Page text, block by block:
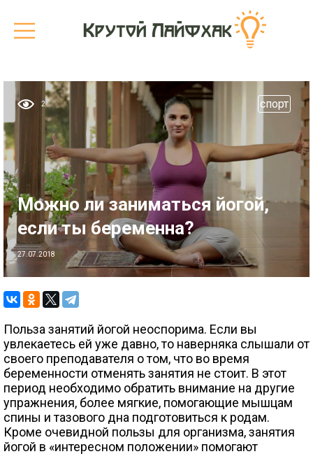
2 cпорт
Можно ли заниматься йогой,
если ты беременна?
27.07.2018
Польза занятий йогой неоспорима. Если вы
увлекаетесь ей уже давно, то наверняка слышали от
своего преподавателя о том, что во время
беременности отменять занятия не стоит. В этот
период необходимо обратить внимание на другие
упражнения, более мягкие, помогающие мышцам
спины и тазового дна подготовиться к родам.
Кроме очевидной пользы для организма, занятия
йогой в «интересном положении» помогают